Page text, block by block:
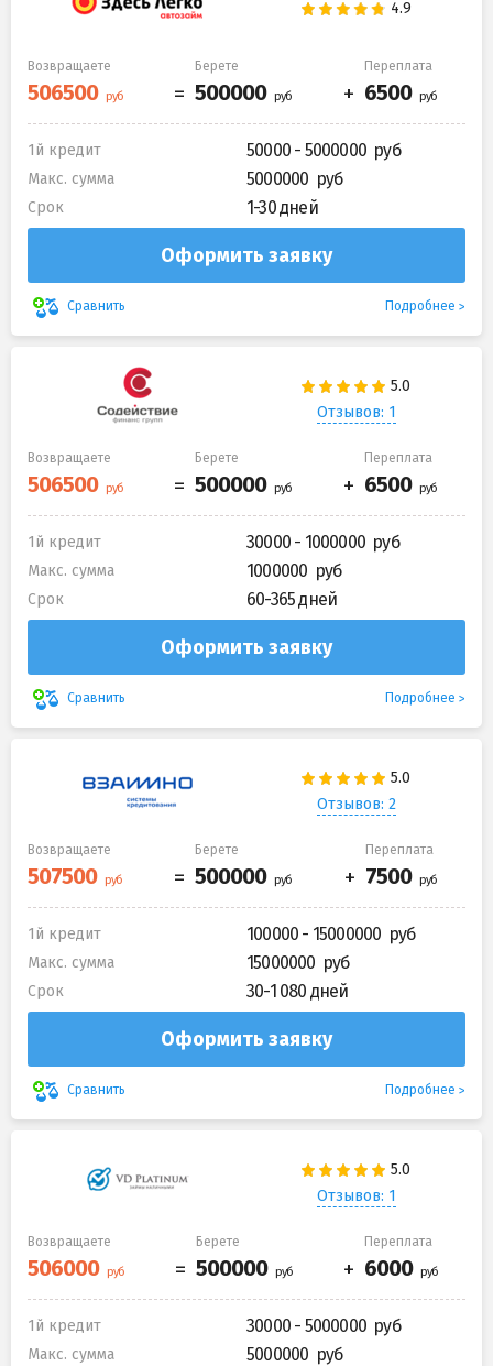
Возвращаете Берете Переплата
1й кредит 50000 - 5000000
Макс. сумма 5000000
Срок 1-30 дней
Оформить заявку
Сравнить Подробнее
Отзывов: 1
Возвращаете Берете Переплата
1й кредит 30000 - 1000000
Макс. сумма 1000000
Срок 60-365 дней
Оформить заявку
Сравнить Подробнее
Отзывов: 2
Возвращаете Берете Переплата
1й кредит 100000 - 15000000
Макс. сумма 15000000
Срок 30-1 080 дней
Оформить заявку
Сравнить Подробнее
Отзывов: 1
Возвращаете Берете Переплата
1й кредит 30000 - 5000000
Макс. сумма 5000000